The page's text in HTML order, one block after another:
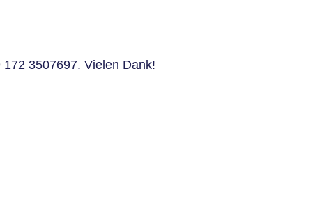
3507697. Vielen Dank!